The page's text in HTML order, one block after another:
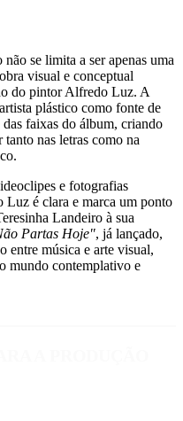
se limita a ser apenas uma
visual e conceptual
do pintor Alfredo Luz. A
plástico como fonte de
faixas do álbum, criando
tanto nas letras como na
e fotografias
é clara e marca um ponto
Landeiro à sua
Partas Hoje", já lançado,
entre música e arte visual,
mundo contemplativo e